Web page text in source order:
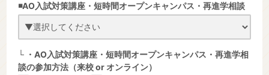
◾️AO入試対策講座・短時間オープンキャンパス・再進学相談
└ ・AO入試対策講座・短時間オープンキャンパス・再進学相
談の参加方法 （来校 or オンライン）